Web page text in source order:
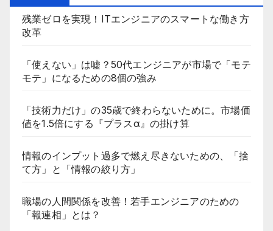
残業ゼロを実現！ITエンジニアのスマートな働き方
改革
「使えない」は嘘？50代エンジニアが市場で「モテ
モテ」になるための8個の強み
「技術力だけ」の35歳で終わらないために。市場価
値を1.5倍にする『プラスα』の掛け算
情報のインプット過多で燃え尽きないための、「捨
て方」と「情報の絞り方」
職場の人間関係を改善！若手エンジニアのための
「報連相」とは？